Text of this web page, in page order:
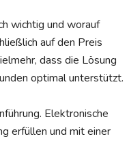
wichtig und worauf
auf den Preis
dass die Lösung
optimal unterstützt.
Elektronische
erfüllen und mit einer